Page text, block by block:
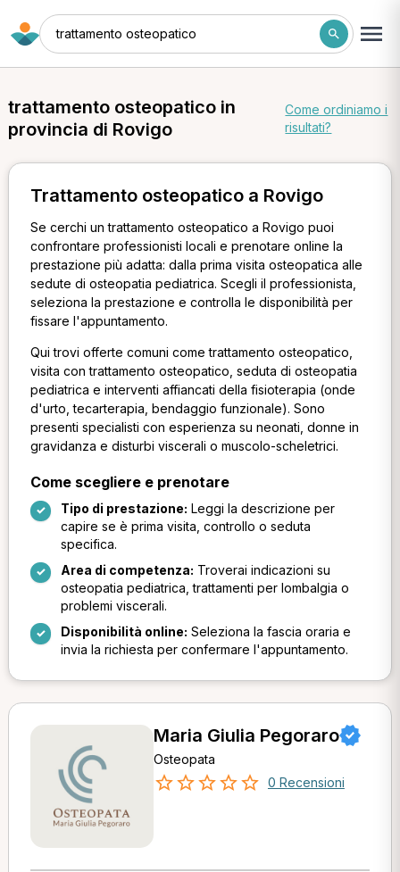
trattamento osteopatico
trattamento osteopatico in
provincia di Rovigo
Come ordiniamo i
risultati?
Trattamento osteopatico a Rovigo
Se cerchi un trattamento osteopatico a Rovigo puoi
confrontare professionisti locali e prenotare online la
prestazione più adatta: dalla prima visita osteopatica alle
sedute di osteopatia pediatrica. Scegli il professionista,
seleziona la prestazione e controlla le disponibilità per
fissare l'appuntamento.
Qui trovi offerte comuni come trattamento osteopatico,
visita con trattamento osteopatico, seduta di osteopatia
pediatrica e interventi affiancati della fisioterapia (onde
d'urto, tecarterapia, bendaggio funzionale). Sono
presenti specialisti con esperienza su neonati, donne in
gravidanza e disturbi viscerali o muscolo-scheletrici.
Come scegliere e prenotare
Tipo di prestazione: Leggi la descrizione per
capire se è prima visita, controllo o seduta
specifica.
Area di competenza: Troverai indicazioni su
osteopatia pediatrica, trattamenti per lombalgia o
problemi viscerali.
Disponibilità online: Seleziona la fascia oraria e
invia la richiesta per confermare l'appuntamento.
Maria Giulia Pegoraro
Osteopata
0 Recensioni